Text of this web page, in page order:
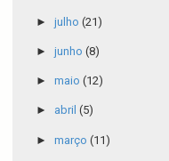
► julho (21)
► junho (8)
► maio (12)
► abril (5)
► março (11)